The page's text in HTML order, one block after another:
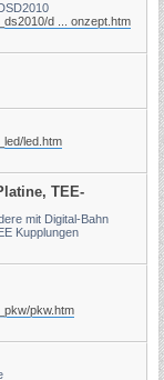
d ... onzept.htm
led.htm
TEE-
mit Digital-Bahn
Kupplungen
pkw.htm